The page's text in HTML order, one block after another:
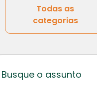
Todas as
categorias